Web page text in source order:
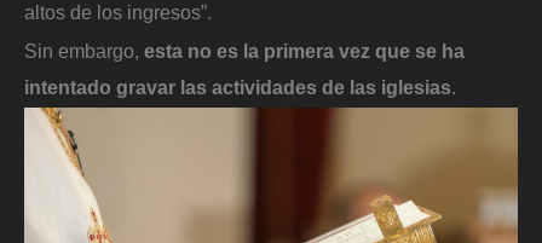
altos de los ingresos”.
Sin embargo, esta no es la primera vez que se ha
intentado gravar las actividades de las iglesias.